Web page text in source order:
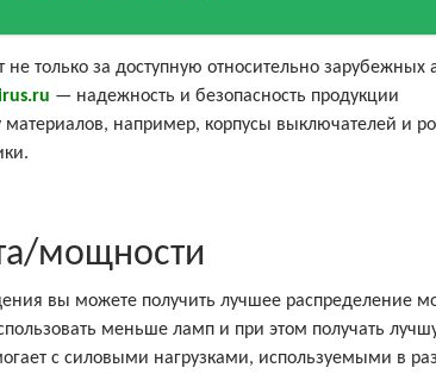
только за доступную относительно зарубежных
— надежность и безопасность продукции
например, корпусы выключателей и
мощности
вы можете получить лучшее распределение
меньше ламп и при этом получать
с силовыми нагрузками, используемыми в